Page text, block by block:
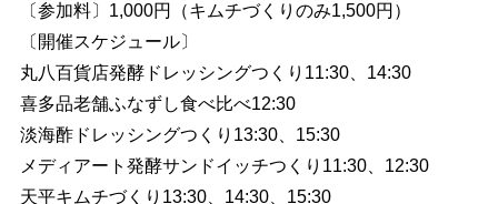
〔参加料〕1,000円（キムチづくりのみ1,500円）
〔開催スケジュール〕
丸八百貨店発酵ドレッシングつくり11:30、14:30
喜多品老舗ふなずし食べ比べ12:30
淡海酢ドレッシングつくり13:30、15:30
メディアート発酵サンドイッチつくり11:30、12:30
天平キムチづくり13:30、14:30、15:30